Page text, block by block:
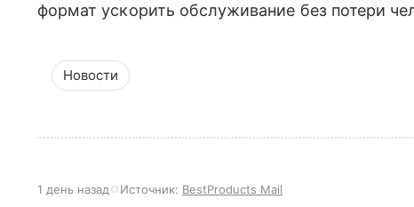
формат ускорить обслуживание без потери
Новости
1 день назад Источник: BestProducts Mail